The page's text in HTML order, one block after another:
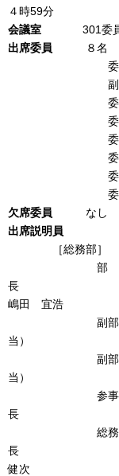
４時59分
会議室 301委員
出席委員 ８名
委 員
副委員
委 員
委
委 員
委 員
委 員
委 員
欠席委員 なし
出席説明員
［総務部］
部
嶋田 宜浩
副部長（行
当）
副部長（財
当）
参事兼税
長
総務
長
健次